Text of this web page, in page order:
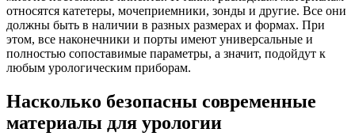
относятся катетеры, мочеприемники, зонды и другие. Все они
должны быть в наличии в разных размерах и формах. При
этом, все наконечники и порты имеют универсальные и
полностью сопоставимые параметры, а значит, подойдут к
любым урологическим приборам.
Насколько безопасны современные
материалы для урологии